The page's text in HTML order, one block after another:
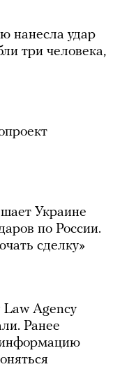
нанесла удар
три человека,
Украине
по России.
сделку»
Agency
Ранее